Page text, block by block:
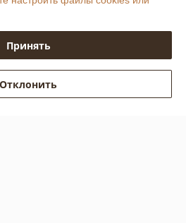
Принять
Отклонить